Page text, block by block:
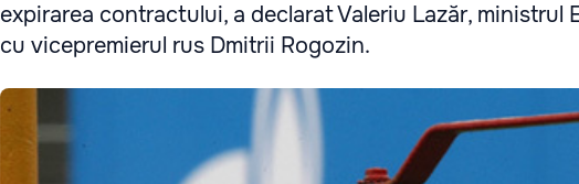
expirarea contractului, a declarat Valeriu Lazăr, ministrul
cu vicepremierul rus Dmitrii Rogozin.